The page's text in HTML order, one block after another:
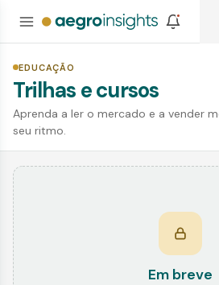
EDUCAÇÃO
Trilhas e cursos
Aprenda a ler o mercado e a vender
seu ritmo.
Em breve